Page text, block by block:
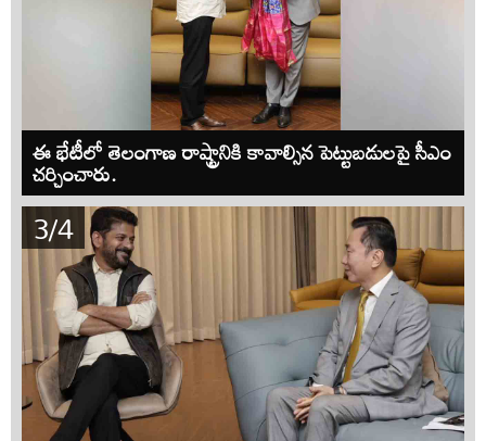
ఈ భేటీలో తెలంగాణ రాష్ట్రానికి కావాల్సిన పెట్టుబడులపై సీఎం
చర్చించారు.
3/4